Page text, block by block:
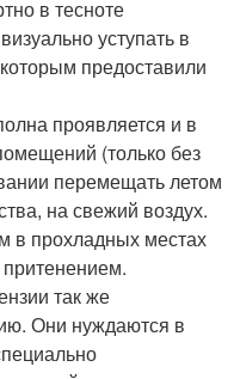
в тесноте
уступать в
предоставили
проявляется и в
(только без
перемещать летом
на свежий воздух.
в прохладных местах
так же
Они нуждаются в